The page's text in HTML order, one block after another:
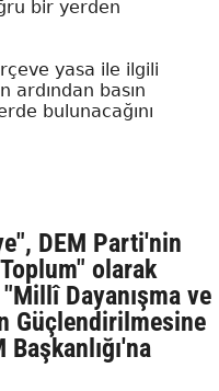
bir yerden
yasa ile ilgili
ardından basın
bulunacağını
DEM Parti'nin
olarak
Dayanışma ve
Güçlendirilmesine